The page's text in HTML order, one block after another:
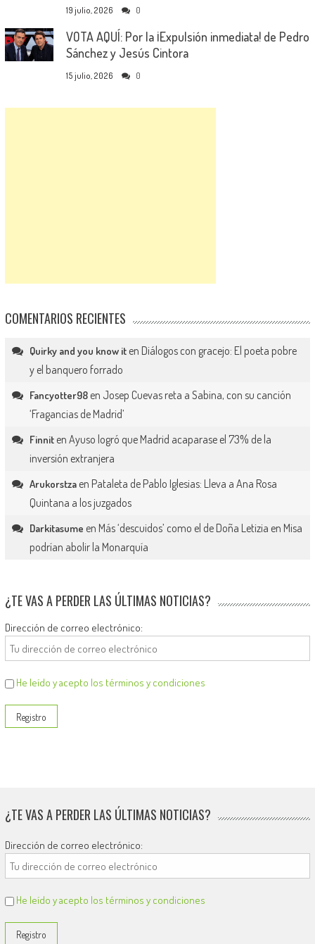
19 julio, 2026 0
VOTA AQUÍ: Por la ¡Expulsión inmediata! de Pedro
Sánchez y Jesús Cintora
15 julio, 2026 0
COMENTARIOS RECIENTES
Quirky and you know iten Diálogos con gracejo: El poeta pobre
y el banquero forrado
Fancyotter98en Josep Cuevas reta a Sabina, con su canción
‘Fragancias de Madrid’
Finniten Ayuso logró que Madrid acaparase el 73% de la
inversión extranjera
Arukorstzaen Pataleta de Pablo Iglesias: Lleva a Ana Rosa
Quintana a los juzgados
Darkitasume en Más ‘descuidos’ como el de Doña Letizia en Misa
podrían abolir la Monarquía
¿TE VAS A PERDER LAS ÚLTIMAS NOTICIAS?
Dirección de correo electrónico:
He leído y acepto los términos y condiciones
¿TE VAS A PERDER LAS ÚLTIMAS NOTICIAS?
Dirección de correo electrónico:
He leído y acepto los términos y condiciones